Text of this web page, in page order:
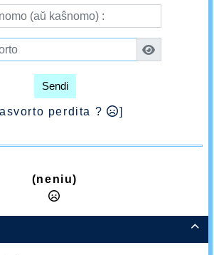
Sendi
perdita ? ]
(neniu)
